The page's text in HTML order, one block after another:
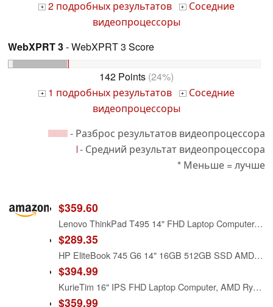
+ 2 подробных результатов + Соседние
видеопроцессоры
WebXPRT 3- WebXPRT 3 Score
142 Points (24%)
+ 1 подробных результатов + Соседние
видеопроцессоры
- Разброс результатов видеопроцессора
- Средний результат видеопроцессора
* Меньше = лучше
$359.60
Lenovo ThinkPad T495 14" FHD Laptop Computer, AMD Ryzen 5 Pro 3500U, 16GB DDR4 RAM, 512GB SSD, Fingerprint Reader, Windows 11 Pro (Renewed)
$289.35
HP EliteBook 745 G6 14" 16GB 512GB SSD AMD Ryzen™ 5 Pro 3500U 2.10GHz WIN11P, Silver (Renewed)
$394.99
KurieTim 16" IPS FHD Laptop Computer, AMD Ryzen 5 3500U, 16GB RAM 512GB SSD
$359.99